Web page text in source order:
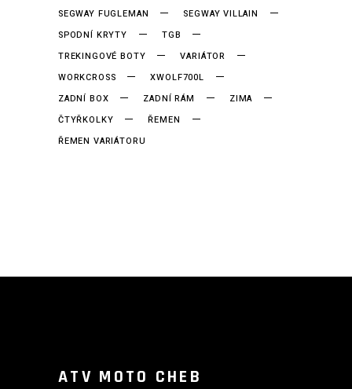
SEGWAY FUGLEMAN
SEGWAY VILLAIN
SPODNÍ KRYTY
TGB
TREKINGOVÉ BOTY
VARIÁTOR
WORKCROSS
XWOLF700L
ZADNÍ BOX
ZADNÍ RÁM
ZIMA
ČTYŘKOLKY
ŘEMEN
ŘEMEN VARIÁTORU
ATV MOTO CHEB